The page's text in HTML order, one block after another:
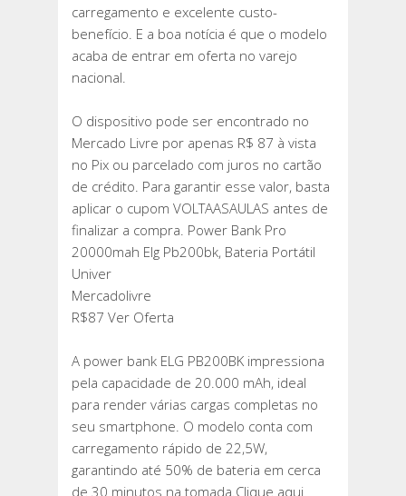
carregamento e excelente custo-
benefício. E a boa notícia é que o modelo
acaba de entrar em oferta no varejo
nacional.
O dispositivo pode ser encontrado no
Mercado Livre por apenas R$ 87 à vista
no Pix ou parcelado com juros no cartão
de crédito. Para garantir esse valor, basta
aplicar o cupom VOLTAASAULAS antes de
finalizar a compra. Power Bank Pro
20000mah Elg Pb200bk, Bateria Portátil
Univer
Mercadolivre
R$87 Ver Oferta
A power bank ELG PB200BK impressiona
pela capacidade de 20.000 mAh, ideal
para render várias cargas completas no
seu smartphone. O modelo conta com
carregamento rápido de 22,5W,
garantindo até 50% de bateria em cerca
de 30 minutos na tomada.Clique aqui